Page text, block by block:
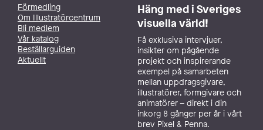
Förmedling
Om Illustratörcentrum
Bli medlem
Vår katalog
Beställarguiden
Aktuellt
Häng med i Sveriges
visuella värld!
Få exklusiva intervjuer,
insikter om pågående
projekt och inspirerande
exempel på samarbeten
mellan uppdragsgivare,
illustratörer, formgivare och
animatörer – direkt i din
inkorg 8 gånger per år i vårt
brev Pixel & Penna.